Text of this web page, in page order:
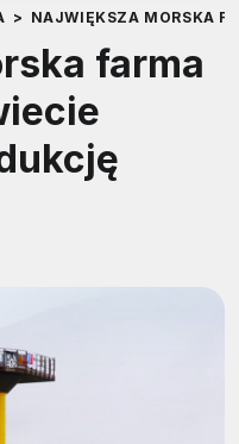
> NAJWIĘKSZA MORSKA
farma